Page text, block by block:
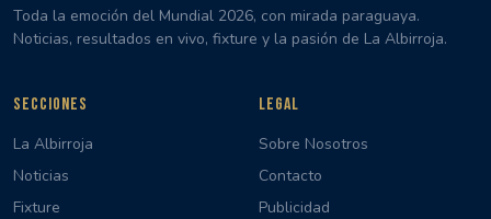
Toda la emoción del Mundial 2026, con mirada paraguaya.
Noticias, resultados en vivo, fixture y la pasión de La Albirroja.
SECCIONES
La Albirroja
Noticias
Fixture
LEGAL
Sobre Nosotros
Contacto
Publicidad